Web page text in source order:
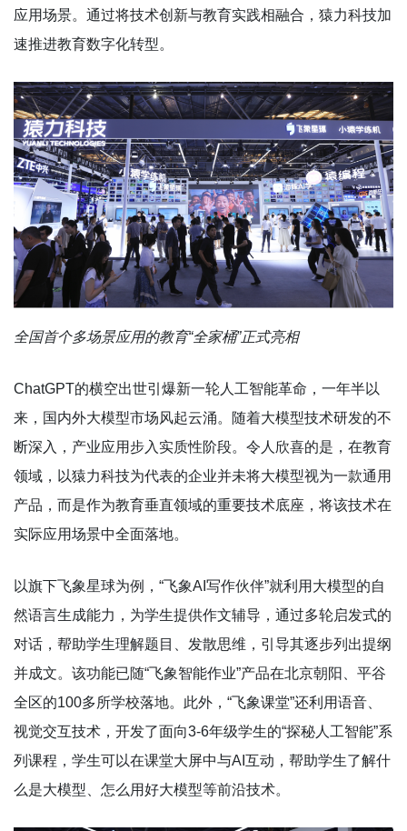
应用场景。通过将技术创新与教育实践相融合，猿力科技加
速推进教育数字化转型。
全国首个多场景应用的教育“全家桶”正式亮相
ChatGPT的横空出世引爆新一轮人工智能革命，一年半以
来，国内外大模型市场风起云涌。随着大模型技术研发的不
断深入，产业应用步入实质性阶段。令人欣喜的是，在教育
领域，以猿力科技为代表的企业并未将大模型视为一款通用
产品，而是作为教育垂直领域的重要技术底座，将该技术在
实际应用场景中全面落地。
以旗下飞象星球为例，“飞象AI写作伙伴”就利用大模型的自
然语言生成能力，为学生提供作文辅导，通过多轮启发式的
对话，帮助学生理解题目、发散思维，引导其逐步列出提纲
并成文。该功能已随“飞象智能作业”产品在北京朝阳、平谷
全区的100多所学校落地。此外，“飞象课堂”还利用语音、
视觉交互技术，开发了面向3-6年级学生的“探秘人工智能”系
列课程，学生可以在课堂大屏中与AI互动，帮助学生了解什
么是大模型、怎么用好大模型等前沿技术。